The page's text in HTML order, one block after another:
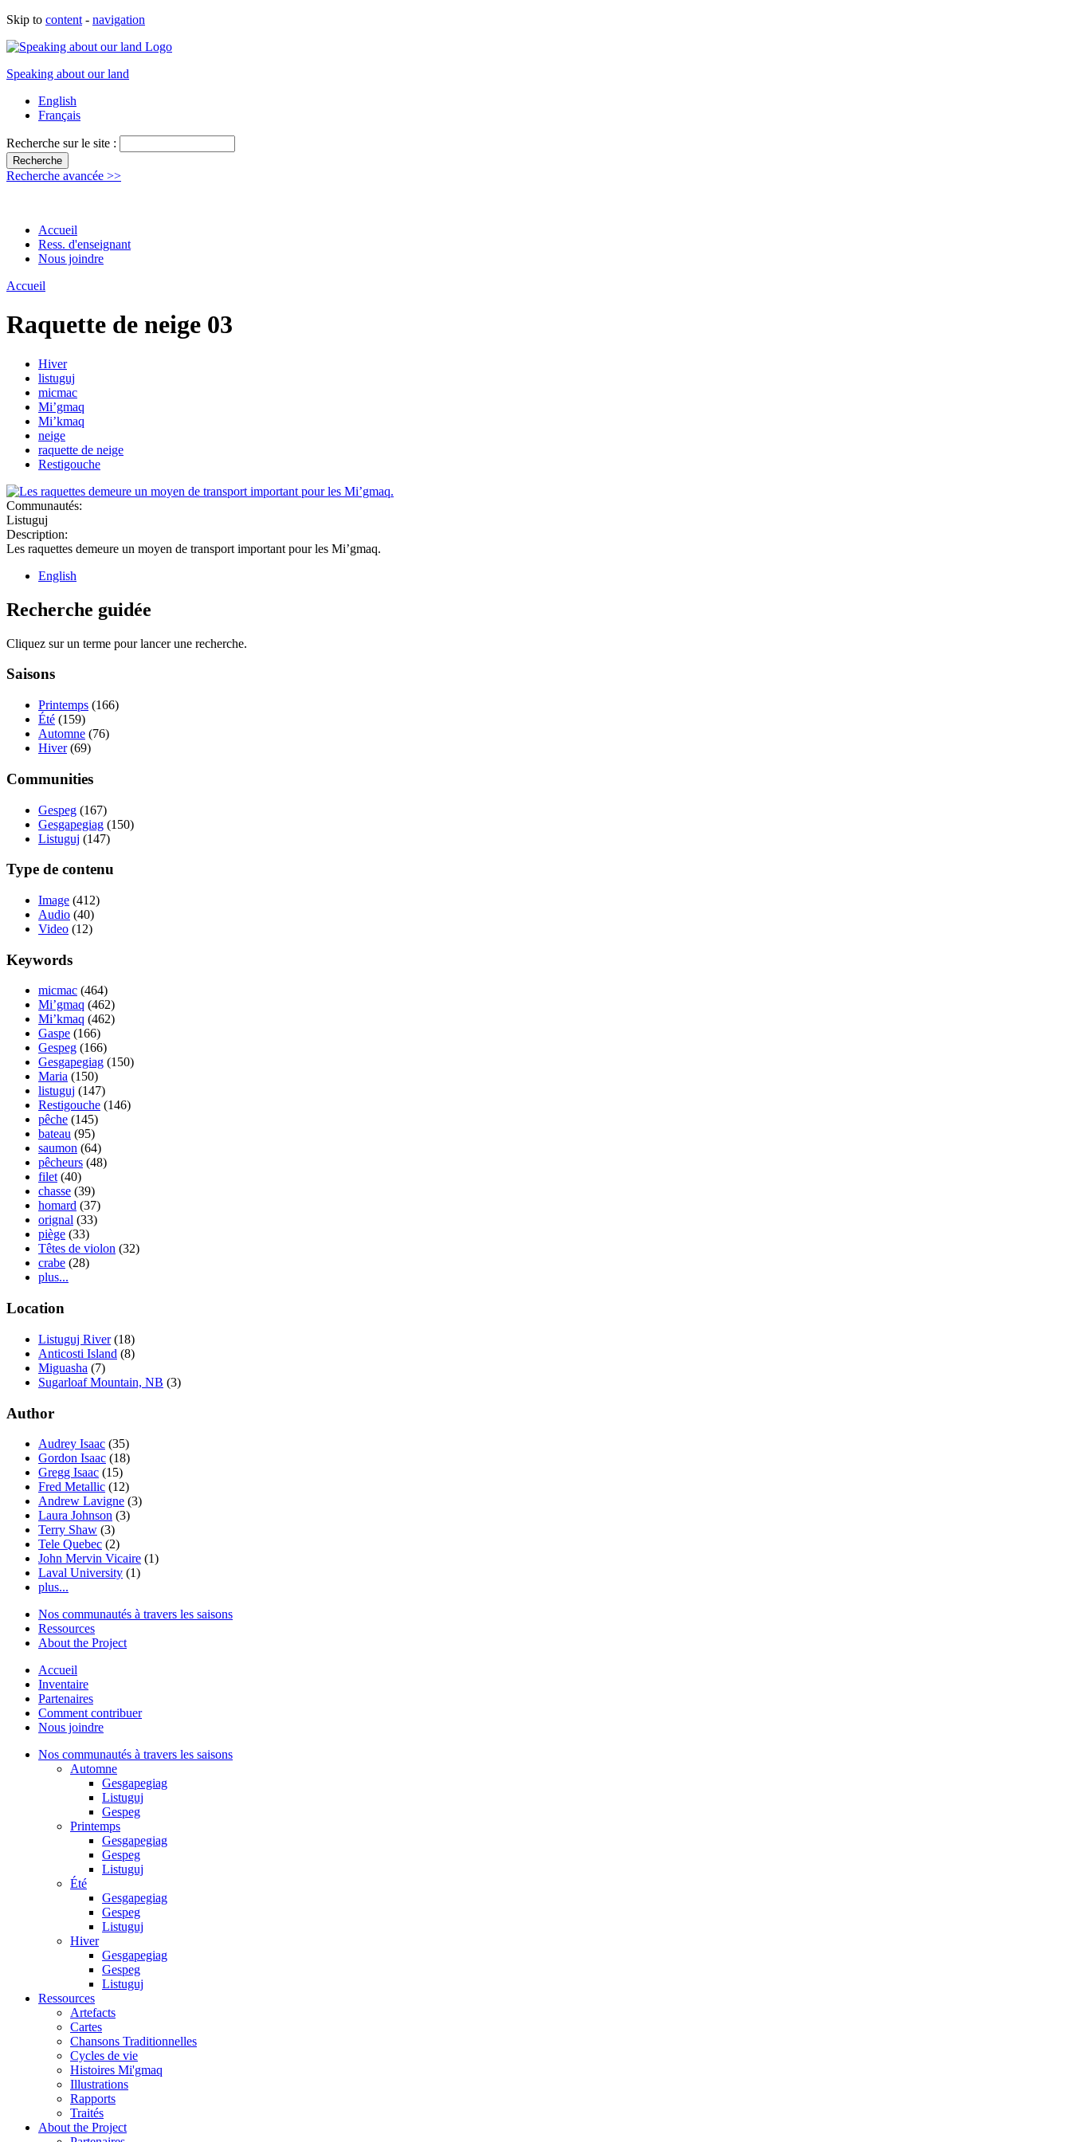
Skip to content - navigation
Speaking about our land
English
Français
Recherche sur le site :
Recherche avancée >>
Accueil
Ress. d'enseignant
Nous joindre
Accueil
Raquette de neige 03
Hiver
listuguj
micmac
Mi’gmaq
Mi’kmaq
neige
raquette de neige
Restigouche
Communautés:
Listuguj
Description:
Les raquettes demeure un moyen de transport important pour les Mi’gmaq.
English
Recherche guidée
Cliquez sur un terme pour lancer une recherche.
Saisons
Printemps (166)
Été (159)
Automne (76)
Hiver(69)
Communities
Gespeg (167)
Gesgapegiag (150)
Listuguj (147)
Type de contenu
Image (412)
Audio (40)
Video (12)
Keywords
micmac (464)
Mi’gmaq (462)
Mi’kmaq (462)
Gaspe (166)
Gespeg (166)
Gesgapegiag (150)
Maria (150)
listuguj (147)
Restigouche (146)
pêche (145)
bateau (95)
saumon (64)
pêcheurs (48)
filet(40)
chasse (39)
homard (37)
orignal (33)
piège (33)
Têtes de violon (32)
crabe (28)
plus...
Location
Listuguj River(18)
Anticosti Island (8)
Miguasha (7)
Sugarloaf Mountain, NB (3)
Author
Audrey Isaac (35)
Gordon Isaac (18)
Gregg Isaac (15)
Fred Metallic (12)
Andrew Lavigne (3)
Laura Johnson (3)
Terry Shaw (3)
Tele Quebec (2)
John Mervin Vicaire (1)
Laval University (1)
plus...
Nos communautés à travers les saisons
Ressources
About the Project
Accueil
Inventaire
Partenaires
Comment contribuer
Nous joindre
Nos communautés à travers les saisons
Automne
Gesgapegiag
Listuguj
Gespeg
Printemps
Gesgapegiag
Gespeg
Listuguj
Été
Gesgapegiag
Gespeg
Listuguj
Hiver
Gesgapegiag
Gespeg
Listuguj
Ressources
Artefacts
Cartes
Chansons Traditionnelles
Cycles de vie
Histoires Mi'gmaq
Illustrations
Rapports
Traités
About the Project